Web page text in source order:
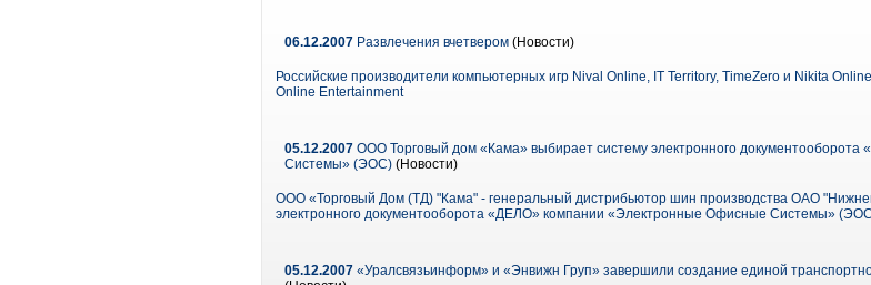
06.12.2007 Развлечения вчетвером (Новости)
Российские производители компьютерных игр Nival Online, IT Territory, TimeZero и Nikita
Online Entertainment
05.12.2007 ООО Торговый дом «Кама» выбирает систему электронного
Системы» (ЭОС) (Новости)
ООО «Торговый Дом (ТД) "Кама" - генеральный дистрибьютор шин производства ОАО
электронного документооборота «ДЕЛО» компании «Электронные Офисные Системы»
05.12.2007 «Уралсвязьинформ» и «Энвижн Груп» завершили создание единой